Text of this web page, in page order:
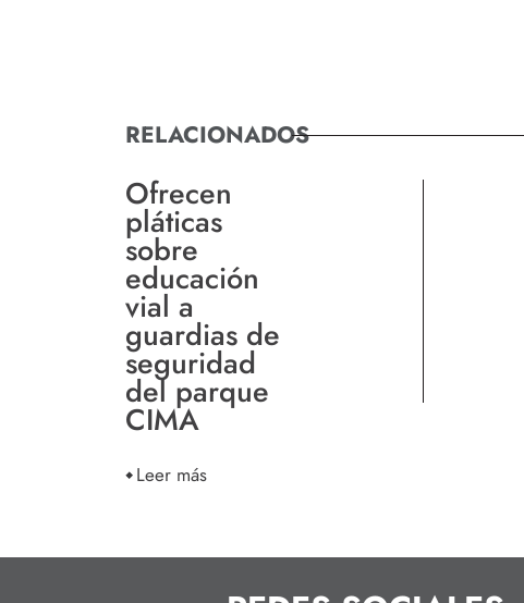
RELACIONADOS
Ofrecen
pláticas
sobre
educación
vial a
guardias de
seguridad
del parque
CIMA
Leer más